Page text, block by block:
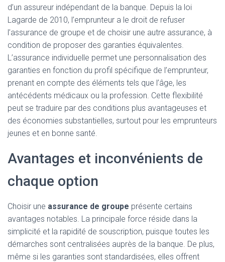
d’un assureur indépendant de la banque. Depuis la loi
Lagarde de 2010, l’emprunteur a le droit de refuser
l’assurance de groupe et de choisir une autre assurance, à
condition de proposer des garanties équivalentes.
L’assurance individuelle permet une personnalisation des
garanties en fonction du profil spécifique de l’emprunteur,
prenant en compte des éléments tels que l’âge, les
antécédents médicaux ou la profession. Cette flexibilité
peut se traduire par des conditions plus avantageuses et
des économies substantielles, surtout pour les emprunteurs
jeunes et en bonne santé.
Avantages et inconvénients de
chaque option
Choisir une assurance de groupe présente certains
avantages notables. La principale force réside dans la
simplicité et la rapidité de souscription, puisque toutes les
démarches sont centralisées auprès de la banque. De plus,
même si les garanties sont standardisées, elles offrent